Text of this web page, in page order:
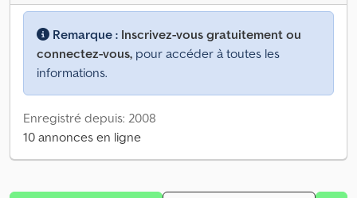
Remarque : Inscrivez-vous gratuitement ou
connectez-vous, pour accéder à toutes les
informations.
Enregistré depuis: 2008
10 annonces en ligne